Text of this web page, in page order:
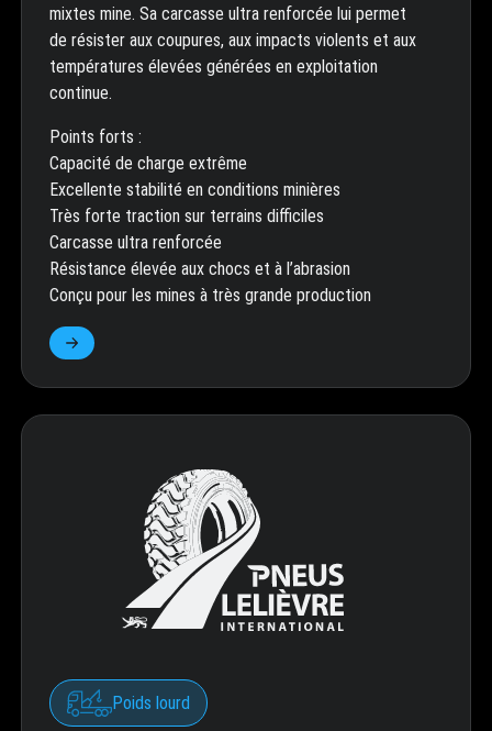
mixtes mine. Sa carcasse ultra renforcée lui permet
de résister aux coupures, aux impacts violents et aux
températures élevées générées en exploitation
continue.
Points forts :
Capacité de charge extrême
Excellente stabilité en conditions minières
Très forte traction sur terrains difficiles
Carcasse ultra renforcée
Résistance élevée aux chocs et à l’abrasion
Conçu pour les mines à très grande production
Poids lourd